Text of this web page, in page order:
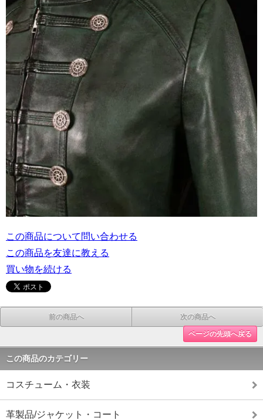
この商品について問い合わせる
この商品を友達に教える
買い物を続ける
前の商品へ 次の商品へ
ページの先頭へ戻る
この商品のカテゴリー
コスチューム・衣装
革製品/ジャケット・コート